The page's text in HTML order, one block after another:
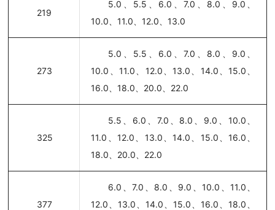
219
5.0、5.5、6.0、7.0、8.0、9.0、
10.0、11.0、12.0、13.0
273
5.0、5.5、6.0、7.0、8.0、9.0、
10.0、11.0、12.0、13.0、14.0、15.0、
16.0、18.0、20.0、22.0
325
5.5、6.0、7.0、8.0、9.0、10.0、
11.0、12.0、13.0、14.0、15.0、16.0、
18.0、20.0、22.0
377
6.0、7.0、8.0、9.0、10.0、11.0、
12.0、13.0、14.0、15.0、16.0、18.0、